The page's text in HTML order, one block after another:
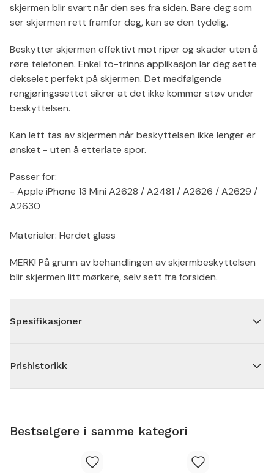
skjermen blir svart når den ses fra siden. Bare deg som
ser skjermen rett framfor deg, kan se den tydelig.
Beskytter skjermen effektivt mot riper og skader uten å
røre telefonen. Enkel to-trinns applikasjon lar deg sette
dekselet perfekt på skjermen. Det medfølgende
rengjøringssettet sikrer at det ikke kommer støv under
beskyttelsen.
Kan lett tas av skjermen når beskyttelsen ikke lenger er
ønsket - uten å etterlate spor.
Passer for:
- Apple iPhone 13 Mini A2628 / A2481 / A2626 / A2629 /
A2630
Materialer: Herdet glass
MERK! På grunn av behandlingen av skjermbeskyttelsen
blir skjermen litt mørkere, selv sett fra forsiden.
Spesifikasjoner
Prishistorikk
Bestselgere i samme kategori